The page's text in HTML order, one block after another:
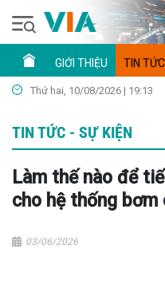
GIỚI THIỆU TIN
Thứ hai, 10/08/2026 | 19:13
TIN TỨC - SỰ KIỆN
Làm thế nào để
cho hệ thống bơm
03/06/2026